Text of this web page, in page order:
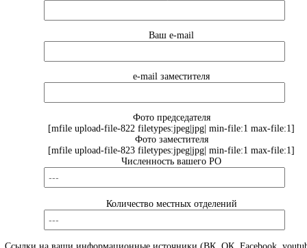
Ваш e-mail
e-mail заместителя
Фото председателя
[mfile upload-file-822 filetypes:jpeg|jpg| min-file:1 max-file:1]
Фото заместителя
[mfile upload-file-823 filetypes:jpeg|jpg| min-file:1 max-file:1]
Численность вашего РО
Количество местных отделений